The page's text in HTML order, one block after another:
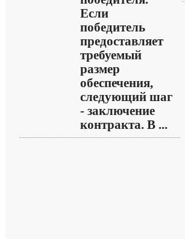
Если
победитель
предоставляет
требуемый
размер
обеспечения,
следующий шаг
- заключение
контракта. В ...